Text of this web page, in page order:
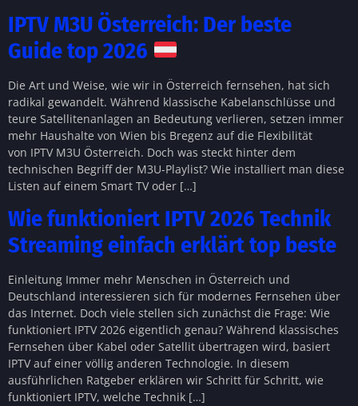
IPTV M3U Österreich: Der beste
Guide top 2026
Die Art und Weise, wie wir in Österreich fernsehen, hat sich
radikal gewandelt. Während klassische Kabelanschlüsse und
teure Satellitenanlagen an Bedeutung verlieren, setzen immer
mehr Haushalte von Wien bis Bregenz auf die Flexibilität
von IPTV M3U Österreich. Doch was steckt hinter dem
technischen Begriff der M3U-Playlist? Wie installiert man diese
Listen auf einem Smart TV oder […]
Wie funktioniert IPTV 2026 Technik
Streaming einfach erklärt top beste
Einleitung Immer mehr Menschen in Österreich und
Deutschland interessieren sich für modernes Fernsehen über
das Internet. Doch viele stellen sich zunächst die Frage: Wie
funktioniert IPTV 2026 eigentlich genau? Während klassisches
Fernsehen über Kabel oder Satellit übertragen wird, basiert
IPTV auf einer völlig anderen Technologie. In diesem
ausführlichen Ratgeber erklären wir Schritt für Schritt, wie
funktioniert IPTV, welche Technik […]